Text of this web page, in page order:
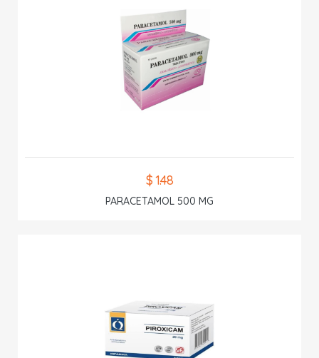
$ 1.48
PARACETAMOL 500 MG